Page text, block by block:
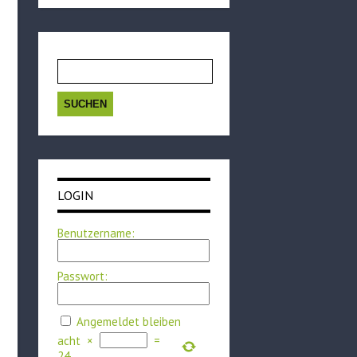
nach:
LOGIN
Benutzername:
Passwort:
Angemeldet bleiben
acht ×
=